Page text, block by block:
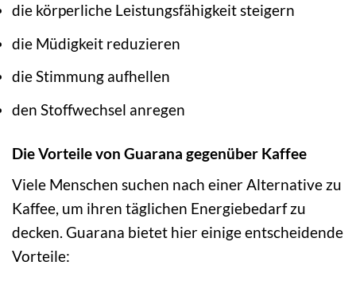
die körperliche Leistungsfähigkeit steigern
die Müdigkeit reduzieren
die Stimmung aufhellen
den Stoffwechsel anregen
Die Vorteile von Guarana gegenüber Kaffee
Viele Menschen suchen nach einer Alternative zu
Kaffee, um ihren täglichen Energiebedarf zu
decken. Guarana bietet hier einige entscheidende
Vorteile: